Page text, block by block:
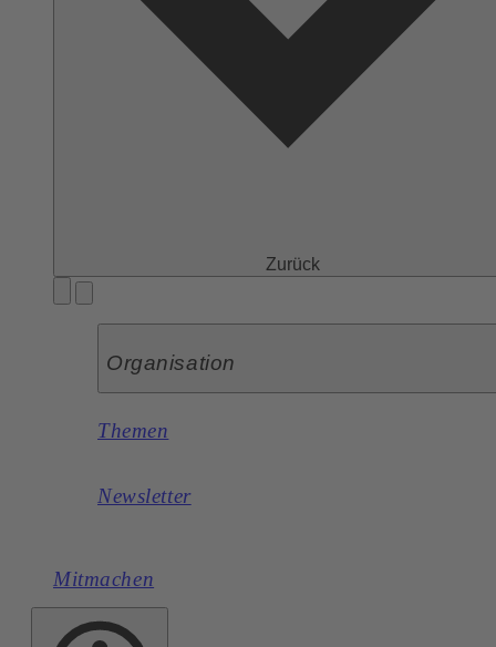
Zurück
Organisation
Themen
Newsletter
Mitmachen